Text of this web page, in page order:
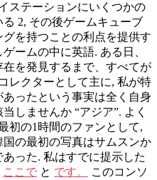
ステーションにいくつかの
2, その後ゲームキューブ
を持つことの利点を提供す
ームの中に英語. ある日、
を発見するまで、すべてが
レクターとして主に, 私が特
ったという事実は全く自身
しませんか “アジア”. よく
初の1時間のファンとして,
の最初の写真はサムスンか
った. 私はすでに提示した
ここで と です。
このコンソ